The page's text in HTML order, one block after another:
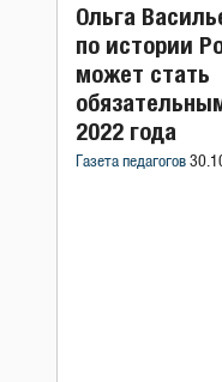
Ольга
по истории
может стать
2022 года
Газета педагогов